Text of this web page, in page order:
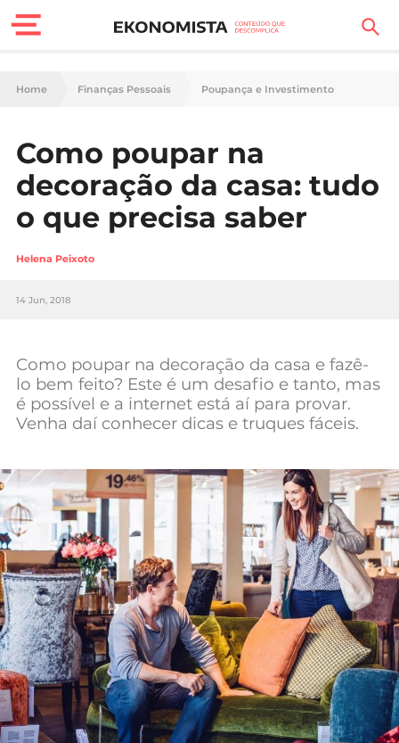
Finanças Pessoais
Carreira
Casa
Lifestyle
Sociedade
Negócios
Mundial 2026
Home Finanças Pessoais Poupança e Investimento
Como poupar na
decoração da casa: tudo
o que precisa saber
Helena Peixoto
14 Jun, 2018
Como poupar na decoração da casa e fazê-
lo bem feito? Este é um desafio e tanto, mas
é possível e a internet está aí para provar.
Venha daí conhecer dicas e truques fáceis.